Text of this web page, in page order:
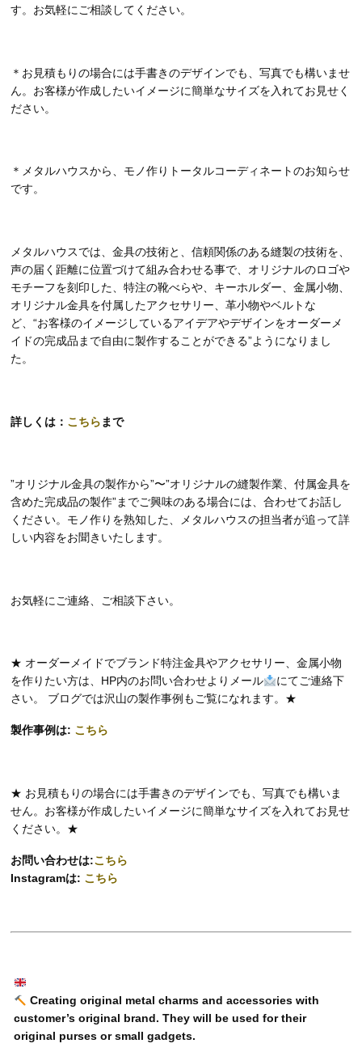
す。お気軽にご相談してください。
＊お見積もりの場合には手書きのデザインでも、写真でも構いませ
ん。お客様が作成したいイメージに簡単なサイズを入れてお見せく
ださい。
＊メタルハウスから、モノ作りトータルコーディネートのお知らせ
です。
メタルハウスでは、金具の技術と、信頼関係のある縫製の技術を、
声の届く距離に位置づけて組み合わせる事で、オリジナルのロゴや
モチーフを刻印した、特注の靴べらや、キーホルダー、金属小物、
オリジナル金具を付属したアクセサリー、革小物やベルトな
ど、“お客様のイメージしているアイデアやデザインをオーダーメ
イドの完成品まで自由に製作することができる”ようになりまし
た。
詳しくは： こちら まで
”オリジナル金具の製作から”〜”オリジナルの縫製作業、付属金具を
含めた完成品の製作”までご興味のある場合には、合わせてお話し
ください。モノ作りを熟知した、メタルハウスの担当者が追って詳
しい内容をお聞きいたします。
お気軽にご連絡、ご相談下さい。
★ オーダーメイドでブランド特注金具やアクセサリー、金属小物
を作りたい方は、HP内のお問い合わせよりメール
にてご連絡下
さい。 ブログでは沢山の製作事例もご覧になれます。★
製作事例は: こちら
★ お見積もりの場合には手書きのデザインでも、写真でも構いま
せん。お客様が作成したいイメージに簡単なサイズを入れてお見せ
ください。★
お問い合わせは:こちら
Instagramは: こちら
Creating original metal charms and accessories with
customer’s original brand. They will be used for their
original purses or small gadgets.